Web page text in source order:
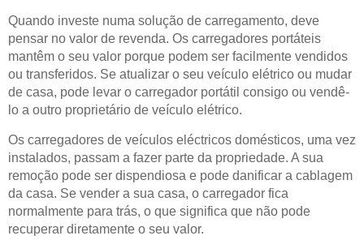
Quando investe numa solução de carregamento, deve
pensar no valor de revenda. Os carregadores portáteis
mantêm o seu valor porque podem ser facilmente vendidos
ou transferidos. Se atualizar o seu veículo elétrico ou mudar
de casa, pode levar o carregador portátil consigo ou vendê-
lo a outro proprietário de veículo elétrico.
Os carregadores de veículos eléctricos domésticos, uma vez
instalados, passam a fazer parte da propriedade. A sua
remoção pode ser dispendiosa e pode danificar a cablagem
da casa. Se vender a sua casa, o carregador fica
normalmente para trás, o que significa que não pode
recuperar diretamente o seu valor.